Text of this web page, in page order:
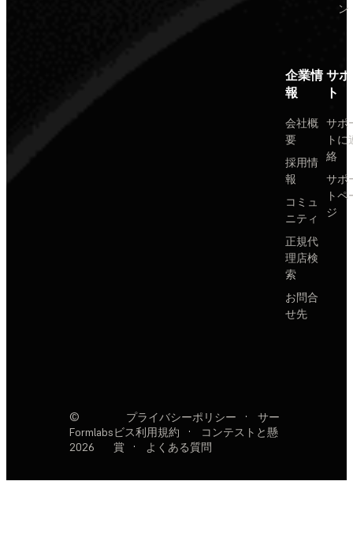
ン
企業情
報
会社概
要
採用情
報
コミュ
ニティ
正規代
理店検
索
お問合
せ先
サ
ト
サポ
トに
絡
サポ
トペ
ジ
©
Formlabs
2026
プライバシーポリシー ·
サー
ビス利用規約
·
コンテストと懸
賞
· よくある質問